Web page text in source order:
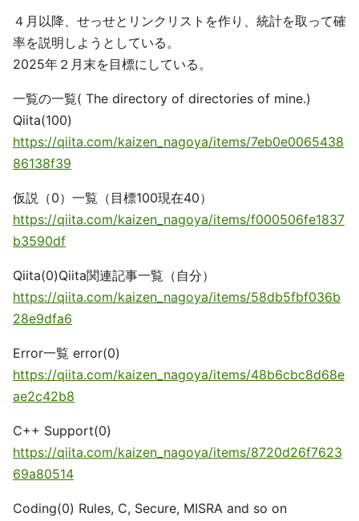
４月以降、せっせとリンクリストを作り、統計を取って確
率を説明しようとしている。
2025年２月末を目標にしている。
一覧の一覧( The directory of directories of mine.)
Qiita(100)
https://qiita.com/kaizen_nagoya/items/7eb0e0065438
86138f39
仮説（0）一覧（目標100現在40）
https://qiita.com/kaizen_nagoya/items/f000506fe1837
b3590df
Qiita(0)Qiita関連記事一覧（自分）
https://qiita.com/kaizen_nagoya/items/58db5fbf036b
28e9dfa6
Error一覧 error(0)
https://qiita.com/kaizen_nagoya/items/48b6cbc8d68e
ae2c42b8
C++ Support(0)
https://qiita.com/kaizen_nagoya/items/8720d26f7623
69a80514
Coding(0) Rules, C, Secure, MISRA and so on